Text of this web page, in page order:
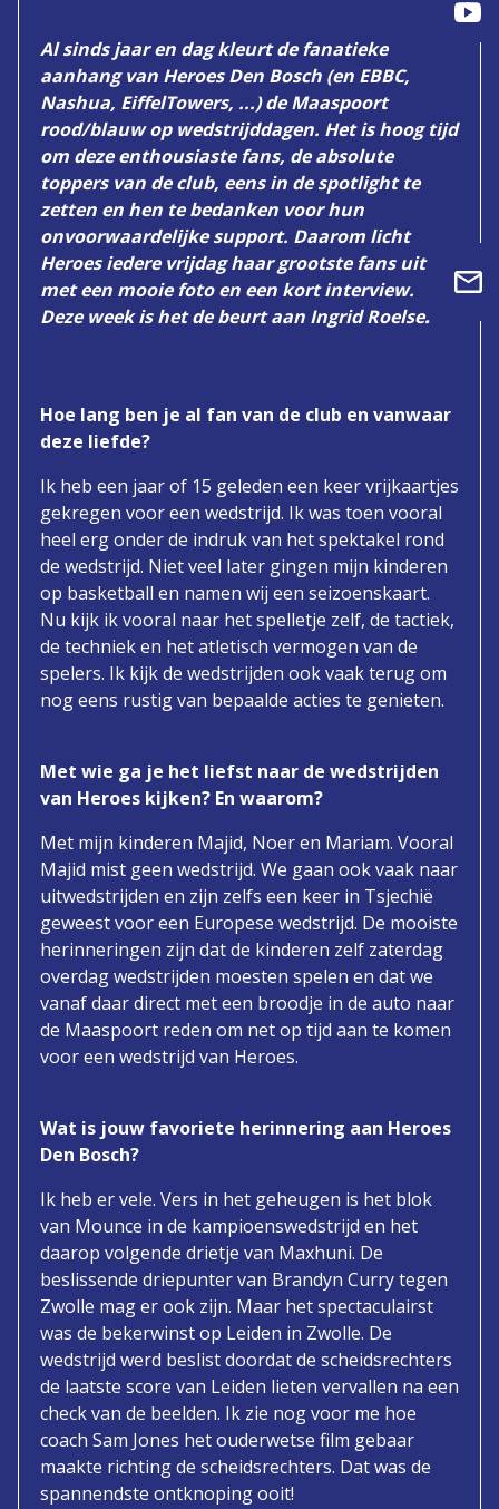
Al sinds jaar en dag kleurt de fanatieke
aanhang van Heroes Den Bosch (en EBBC,
Nashua, EiffelTowers, ...) de Maaspoort
rood/blauw op wedstrijddagen. Het is hoog tijd
om deze enthousiaste fans, de absolute
toppers van de club, eens in de spotlight te
zetten en hen te bedanken voor hun
onvoorwaardelijke support. Daarom licht
Heroes iedere vrijdag haar grootste fans uit
met een mooie foto en een kort interview.
Deze week is het de beurt aan Ingrid Roelse.
Hoe lang ben je al fan van de club en vanwaar
deze liefde?
Ik heb een jaar of 15 geleden een keer vrijkaartjes
gekregen voor een wedstrijd. Ik was toen vooral
heel erg onder de indruk van het spektakel rond
de wedstrijd. Niet veel later gingen mijn kinderen
op basketball en namen wij een seizoenskaart.
Nu kijk ik vooral naar het spelletje zelf, de tactiek,
de techniek en het atletisch vermogen van de
spelers. Ik kijk de wedstrijden ook vaak terug om
nog eens rustig van bepaalde acties te genieten.
Met wie ga je het liefst naar de wedstrijden
van Heroes kijken? En waarom?
Met mijn kinderen Majid, Noer en Mariam. Vooral
Majid mist geen wedstrijd. We gaan ook vaak naar
uitwedstrijden en zijn zelfs een keer in Tsjechië
geweest voor een Europese wedstrijd. De mooiste
herinneringen zijn dat de kinderen zelf zaterdag
overdag wedstrijden moesten spelen en dat we
vanaf daar direct met een broodje in de auto naar
de Maaspoort reden om net op tijd aan te komen
voor een wedstrijd van Heroes.
Wat is jouw favoriete herinnering aan Heroes
Den Bosch?
Ik heb er vele. Vers in het geheugen is het blok
van Mounce in de kampioenswedstrijd en het
daarop volgende drietje van Maxhuni. De
beslissende driepunter van Brandyn Curry tegen
Zwolle mag er ook zijn. Maar het spectaculairst
was de bekerwinst op Leiden in Zwolle. De
wedstrijd werd beslist doordat de scheidsrechters
de laatste score van Leiden lieten vervallen na een
check van de beelden. Ik zie nog voor me hoe
coach Sam Jones het ouderwetse film gebaar
maakte richting de scheidsrechters. Dat was de
spannendste ontknoping ooit!